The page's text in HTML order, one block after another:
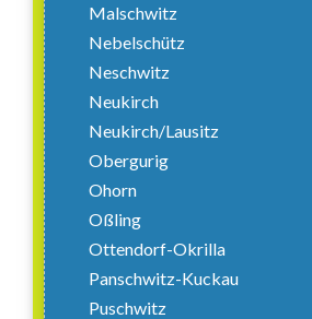
Malschwitz
Nebelschütz
Neschwitz
Neukirch
Neukirch/Lausitz
Obergurig
Ohorn
Oßling
Ottendorf-Okrilla
Panschwitz-Kuckau
Puschwitz